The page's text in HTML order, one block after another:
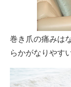
巻き爪の痛みは
らかがなりやす